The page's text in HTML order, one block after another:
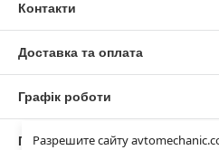
Разрешите сайту
Контакти
Доставка та оплата
Графік роботи
Повна версія сайту